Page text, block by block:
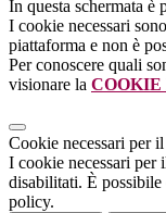
In questa schermata è
I cookie necessari
piattaforma e non è
Per conoscere quali
visionare la
Cookie necessari per
I cookie necessari per
disabilitati. È
policy.